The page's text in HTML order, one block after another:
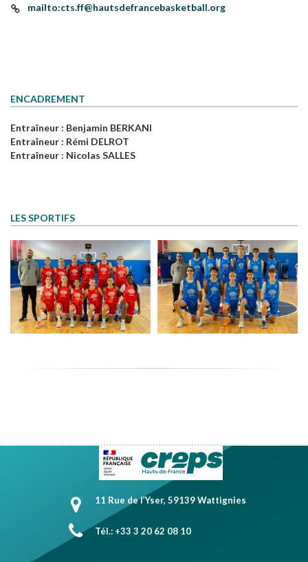
mailto:cts.ff@hautsdefrancebasketball.org
ENCADREMENT
Entraîneur : Benjamin BERKANI
Entraîneur : Rémi DELROT
Entraîneur : Nicolas SALLES
LES SPORTIFS
11 Rue de l’Yser, 59139 Wattignies
Tél.: +33 3 20 62 08 10